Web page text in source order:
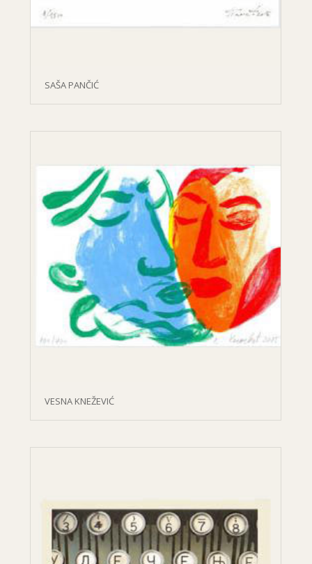
SAŠA PANČIĆ
VESNA KNEŽEVIĆ